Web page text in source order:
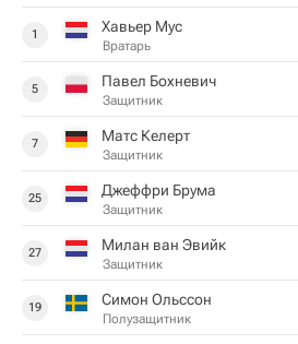
1 Хавьер Мус
Вратарь
5 Павел Бохневич
Защитник
7 Матс Келерт
Защитник
25 Джеффри Брума
Защитник
27 Милан ван Эвийк
Защитник
19 Симон Ольссон
Полузащитник